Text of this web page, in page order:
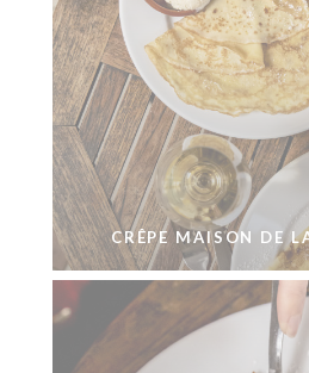
CRÊPE MAISON DE